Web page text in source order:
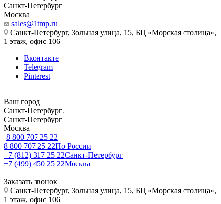
Санкт-Петербург
Москва
sales@1tmp.ru
Санкт-Петербург, Зольная улица, 15, БЦ «Морская столица»,
1 этаж, офис 106
Вконтакте
Telegram
Pinterest
Ваш город
Санкт-Петербург
Санкт-Петербург
Москва
8 800 707 25 22
8 800 707 25 22По России
+7 (812) 317 25 22Санкт-Петербург
+7 (499) 450 25 22Москва
Заказать звонок
Санкт-Петербург, Зольная улица, 15, БЦ «Морская столица»,
1 этаж, офис 106